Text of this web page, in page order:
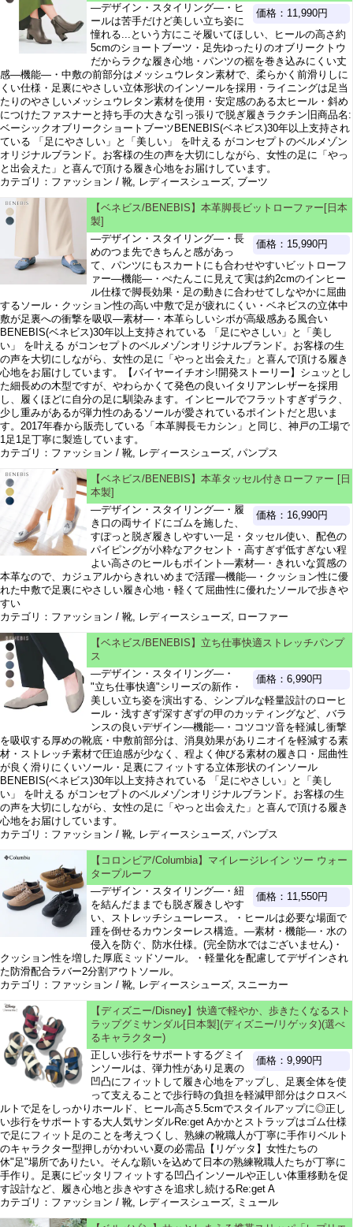
価格：11,990円
―デザイン・スタイリング―・ヒ
ールは苦手だけど美しい立ち姿に
憧れる...という方にこそ履いてほしい、ヒールの高さ約
5cmのショートブーツ・足先ゆったりのオブリークトウ
だからラクな履き心地・パンツの裾を巻き込みにくい丈
感―機能―・中敷の前部分はメッシュウレタン素材で、柔らかく前滑りしに
くい仕様・足裏にやさしい立体形状のインソールを採用・ライニングは足当
たりのやさしいメッシュウレタン素材を使用・安定感のある太ヒール・斜め
につけたファスナーと持ち手の大きな引っ張りで脱ぎ履きラクチン旧商品名:
ベーシックオブリークショートブーツBENEBIS(ベネビス)30年以上支持され
ている 「足にやさしい」と「美しい」 を叶える がコンセプトのベルメゾン
オリジナルブランド。お客様の生の声を大切にしながら、女性の足に「やっ
と出会えた」と喜んで頂ける履き心地をお届けしています。
カテゴリ：ファッション / 靴, レディースシューズ, ブーツ
【ベネビス/BENEBIS】本革脚長ビットローファー[日本
製]
価格：15,990円
―デザイン・スタイリング―・長
めのつま先できちんと感があっ
て、パンツにもスカートにも合わせやすいビットローフ
ァー―機能―・ぺたんこに見えて実は約2cmのインヒー
ル仕様で脚長効果・足の動きに合わせてしなやかに屈曲
するソール・クッション性の高い中敷で足が疲れにくい・ベネビスの立体中
敷が足裏への衝撃を吸収―素材―・本革らしいシボが高級感ある風合い
BENEBIS(ベネビス)30年以上支持されている 「足にやさしい」と「美し
い」 を叶える がコンセプトのベルメゾンオリジナルブランド。お客様の生
の声を大切にしながら、女性の足に「やっと出会えた」と喜んで頂ける履き
心地をお届けしています。【バイヤーイチオシ!開発ストーリー】シュッとし
た細長めの木型ですが、やわらかくて発色の良いイタリアンレザーを採用
し、履くほどに自分の足に馴染みます。インヒールでフラットすぎずラク、
少し重みがあるが弾力性のあるソールが愛されているポイントだと思いま
す。2017年春から販売している「本革脚長モカシン」と同じ、神戸の工場で
1足1足丁寧に製造しています。
カテゴリ：ファッション / 靴, レディースシューズ, パンプス
【ベネビス/BENEBIS】本革タッセル付きローファー [日
本製]
価格：16,990円
―デザイン・スタイリング―・履
き口の両サイドにゴムを施した、
すぽっと脱ぎ履きしやすい一足・タッセル使い、配色の
パイピングが小粋なアクセント・高すぎず低すぎない程
よい高さのヒールもポイント―素材―・きれいな質感の
本革なので、カジュアルからきれいめまで活躍―機能―・クッション性に優
れた中敷で足裏にやさしい履き心地・軽くて屈曲性に優れたソールで歩きや
すい
カテゴリ：ファッション / 靴, レディースシューズ, ローファー
【ベネビス/BENEBIS】立ち仕事快適ストレッチパンプ
ス
価格：6,990円
―デザイン・スタイリング―・
"立ち仕事快適"シリーズの新作・
美しい立ち姿を演出する、シンプルな軽量設計のローヒ
ール・浅すぎず深すぎずの甲のカッティングなど、バラ
ンスの良いデザイン―機能―・コツコツ音を軽減し衝撃
を吸収する厚めの靴底・中敷前部分は、消臭効果がありニオイを軽減する素
材・ストレッチ素材で圧迫感が少なく、程よく伸びる素材の履き口・屈曲性
が良く滑りにくいソール・足裏にフィットする立体形状のインソール
BENEBIS(ベネビス)30年以上支持されている 「足にやさしい」と「美し
い」 を叶える がコンセプトのベルメゾンオリジナルブランド。お客様の生
の声を大切にしながら、女性の足に「やっと出会えた」と喜んで頂ける履き
心地をお届けしています。
カテゴリ：ファッション / 靴, レディースシューズ, パンプス
【コロンビア/Columbia】マイレージレイン ツー ウォー
タープルーフ
価格：11,550円
―デザイン・スタイリング―・紐
を結んだままでも脱ぎ履きしやす
い、ストレッチシューレース。・ヒールは必要な場面で
踵を倒せるカウンターレス構造。―素材・機能―・水の
侵入を防ぐ、防水仕様。(完全防水ではございません)・
クッション性を増した厚底ミッドソール。・軽量化を配慮してデザインされ
た防滑配合ラバー2分割アウトソール。
カテゴリ：ファッション / 靴, レディースシューズ, スニーカー
【ディズニー/Disney】快適で軽やか、歩きたくなるスト
ラップグミサンダル[日本製](ディズニー/リゲッタ)(選べ
るキャラクター)
価格：9,990円
正しい歩行をサポートするグミイ
ンソールは、弾力性があり足裏の
凹凸にフィットして履き心地をアップし、足裏全体を使
って支えることで歩行時の負担を軽減甲部分はクロスベ
ルトで足をしっかりホールド、ヒール高さ5.5cmでスタイルアップに◎正し
い歩行をサポートする大人気サンダルRe:get Aかかとストラップはゴム仕様
で足にフィット足のことを考えつくし、熟練の靴職人が丁寧に手作りベルト
のキャラクター型押しがかわいい夏の必需品【リゲッタ】女性たちの
休"足"場所でありたい。そんな願いを込めて日本の熟練靴職人たちが丁寧に
手作り。足裏にピッタリフィットする凹凸インソールや正しい体重移動を促
す設計など、履き心地と歩きやすさを追求し続けるRe:get A
カテゴリ：ファッション / 靴, レディースシューズ, ミュール